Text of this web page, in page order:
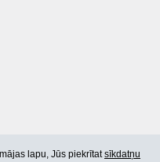
lapu, Jūs piekrītatsīkdatņu